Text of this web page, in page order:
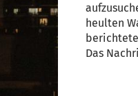
heulten
Das